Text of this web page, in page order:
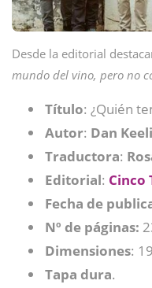
Desde la editorial
mundo del vino, pero no
Título: ¿Quién
Autor: Dan
Traductora:
Editorial: Cinco
Fecha de
Nº de páginas:
Dimensiones:
Tapa dura.